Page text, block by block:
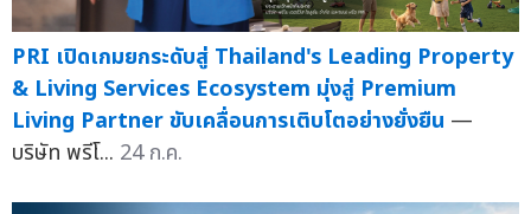
PRI เปิดเกมยกระดับสู่ Thailand's Leading Property
& Living Services Ecosystem มุ่งสู่ Premium
Living Partner ขับเคลื่อนการเติบโตอย่างยั่งยืน —
บริษัท พรีโ... 24 ก.ค.